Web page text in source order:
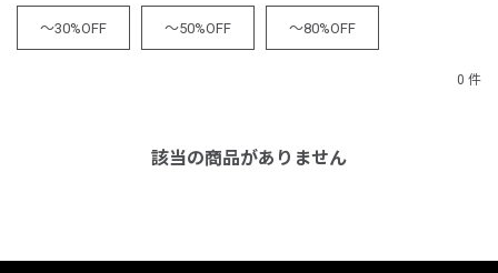
～30%OFF ～50%OFF ～80%OFF
0 件
該当の商品がありません